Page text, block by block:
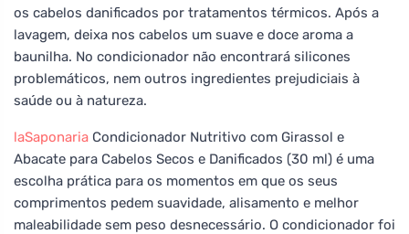
os cabelos danificados por tratamentos térmicos. Após a
lavagem, deixa nos cabelos um suave e doce aroma a
baunilha. No condicionador não encontrará silicones
problemáticos, nem outros ingredientes prejudiciais à
saúde ou à natureza.
laSaponaria Condicionador Nutritivo com Girassol e
Abacate para Cabelos Secos e Danificados (30 ml) é uma
escolha prática para os momentos em que os seus
comprimentos pedem suavidade, alisamento e melhor
maleabilidade sem peso desnecessário. O condicionador foi